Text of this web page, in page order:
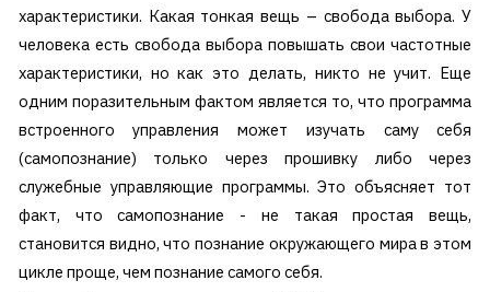
характеристики. Какая тонкая вещь – свобода выбора. У
человека есть свобода выбора повышать свои частотные
характеристики, но как это делать, никто не учит. Еще
одним поразительным фактом является то, что программа
встроенного управления может изучать саму себя
(самопознание) только через прошивку либо через
служебные управляющие программы. Это объясняет тот
факт, что самопознание - не такая простая вещь,
становится видно, что познание окружающего мира в этом
цикле проще, чем познание самого себя.